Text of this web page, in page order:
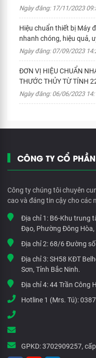
Ngày đăng: 17/11/2023
Hiệu chuẩn thiết bị Máy
nhanh chóng, hiệu quả,
Ngày đăng: 07/09/2023
ĐƠN VỊ HIỆU CHUẨN
THƯỚC THỦY TỪ TÍNH
Ngày đăng: 06/06/2023
CÔNG TY CỔ
Công ty chúng tôi chuyên
cao và đáng tin cậy cho các
Địa chỉ 1: B6-Khu trung
Đạo, Phường Đông Hòa,
Địa chỉ 2: 68/6 Đường số
Địa chỉ 3:SH58 KĐT
Sơn, Tỉnh Bắc Ninh.
Địa chỉ 4:44 Trần Công
Hotline 1 (Mrs. Tú):
GPKD:3702909257,